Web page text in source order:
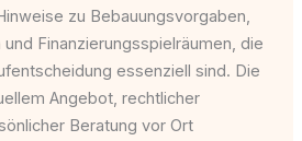
zu Bebauungsvorgaben,
Finanzierungsspielräumen, die
essenziell sind. Die
Angebot, rechtlicher
Beratung vor Ort